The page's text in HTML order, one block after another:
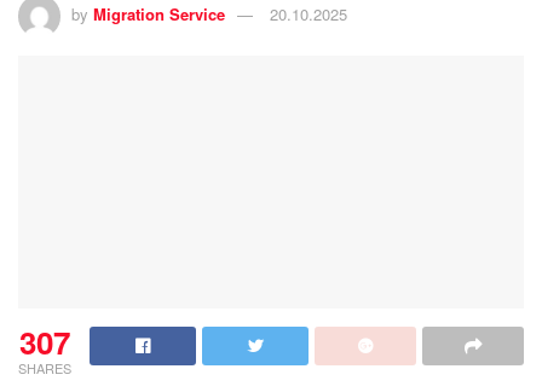
by Migration Service 20.10.2025
307
SHARES